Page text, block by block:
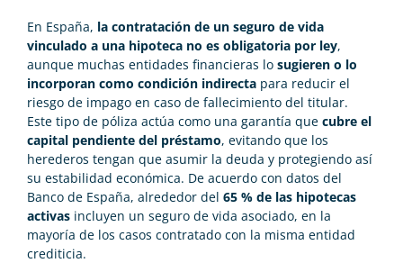
En España, la contratación de un seguro de vida
vinculado a una hipoteca no es obligatoria por ley,
aunque muchas entidades financieras lo sugieren o lo
incorporan como condición indirecta para reducir el
riesgo de impago en caso de fallecimiento del titular.
Este tipo de póliza actúa como una garantía que cubre el
capital pendiente del préstamo, evitando que los
herederos tengan que asumir la deuda y protegiendo así
su estabilidad económica. De acuerdo con datos del
Banco de España, alrededor del 65 % de las hipotecas
activas incluyen un seguro de vida asociado, en la
mayoría de los casos contratado con la misma entidad
crediticia.